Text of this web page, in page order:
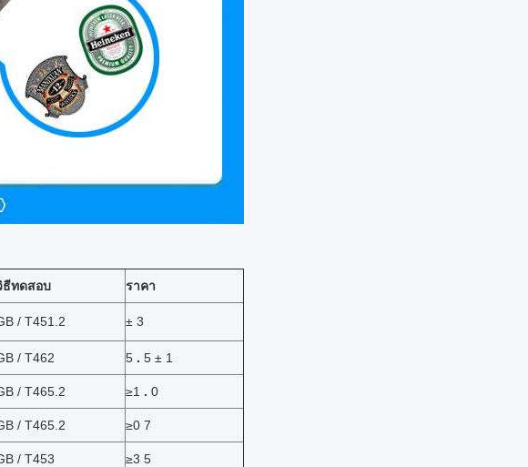
ธีทดสอบ ราคา
/ T451.2 ± 3
/ T462 5 . 5 ± 1
/ T465.2 ≥1 . 0
/ T465.2 ≥0 7
/ T453 ≥3 5